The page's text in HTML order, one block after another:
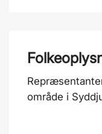
område i